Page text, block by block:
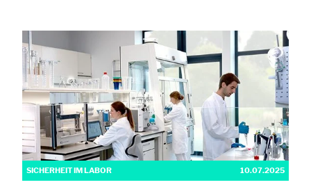
SICHERHEIT IM LABOR 10.07.2025